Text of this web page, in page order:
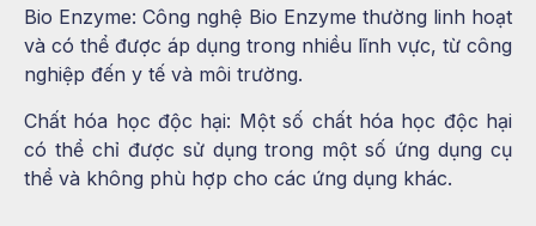
Bio Enzyme: Công nghệ Bio Enzyme thường linh hoạt
và có thể được áp dụng trong nhiều lĩnh vực, từ công
nghiệp đến y tế và môi trường.
Chất hóa học độc hại: Một số chất hóa học độc hại
có thể chỉ được sử dụng trong một số ứng dụng cụ
thể và không phù hợp cho các ứng dụng khác.